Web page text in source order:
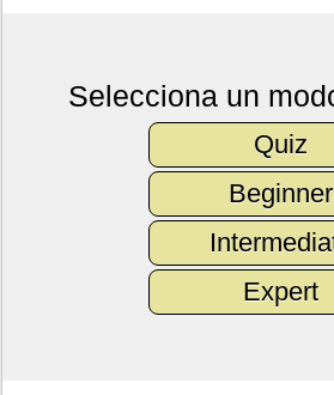
Selecciona un
Quiz
Beginner
Expert